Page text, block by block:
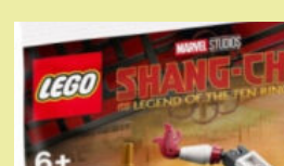
(EU)
Конструктор
LEGO
City
Лаборатория
космических
наук